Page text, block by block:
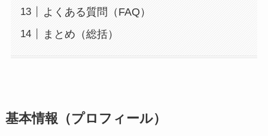
よくある質問（FAQ）
まとめ（総括）
基本情報（プロフィール）